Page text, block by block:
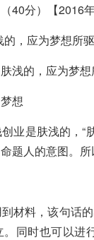
40分）【2016年
，应为梦想所
浅的，应为梦想
想
业是肤浅的，“
题人的意图。
材料，该句话
同时也可以进